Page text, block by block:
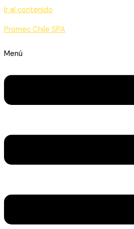
Ir al contenido
Promec Chile SPA
Menú